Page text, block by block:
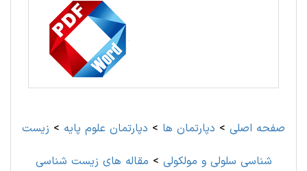
صفحه اصلی > دپارتمان ها > دپارتمان علوم پايه > زیست
شناسی سلولی و مولکولی > مقاله های زیست شناسی